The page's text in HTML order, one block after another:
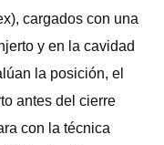
cargados con una
y en la cavidad
la posición, el
antes del cierre
con la técnica